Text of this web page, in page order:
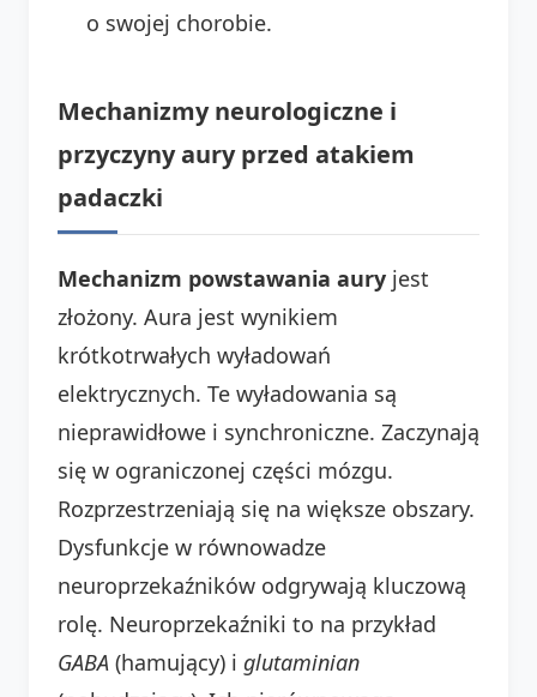
o swojej chorobie.
Mechanizmy neurologiczne i
przyczyny aury przed atakiem
padaczki
Mechanizm powstawania aury jest
złożony. Aura jest wynikiem
krótkotrwałych wyładowań
elektrycznych. Te wyładowania są
nieprawidłowe i synchroniczne. Zaczynają
się w ograniczonej części mózgu.
Rozprzestrzeniają się na większe obszary.
Dysfunkcje w równowadze
neuroprzekaźników odgrywają kluczową
rolę. Neuroprzekaźniki to na przykład
GABA (hamujący) i glutaminian